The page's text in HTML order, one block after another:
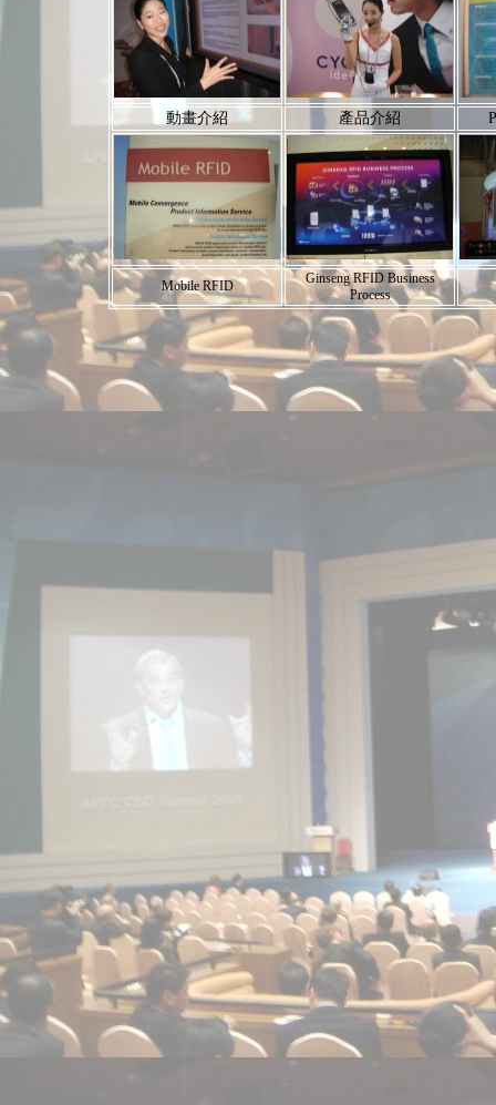
動畫介紹 產品介紹
Mobile RFID
Ginseng RFID Business
Process